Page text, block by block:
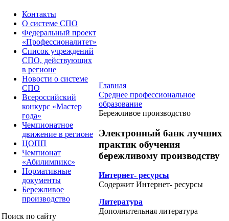
Контакты
О системе СПО
Федеральный проект
«Профессионалитет»
Список учреждений
СПО, действующих
в регионе
Новости о системе
СПО
Всероссийский
конкурс «Мастер
года»
Чемпионатное
движение в регионе
ЦОПП
Чемпионат
«Абилимпикс»
Нормативные
документы
Бережливое
производство
Поиск по сайту
Главная
Среднее профессиональное
образование
Бережливое производство
Электронный банк лучших
практик обучения
бережливому производству
Интернет- ресурсы
Содержит Интернет- ресурсы
Литература
Дополнительная литература